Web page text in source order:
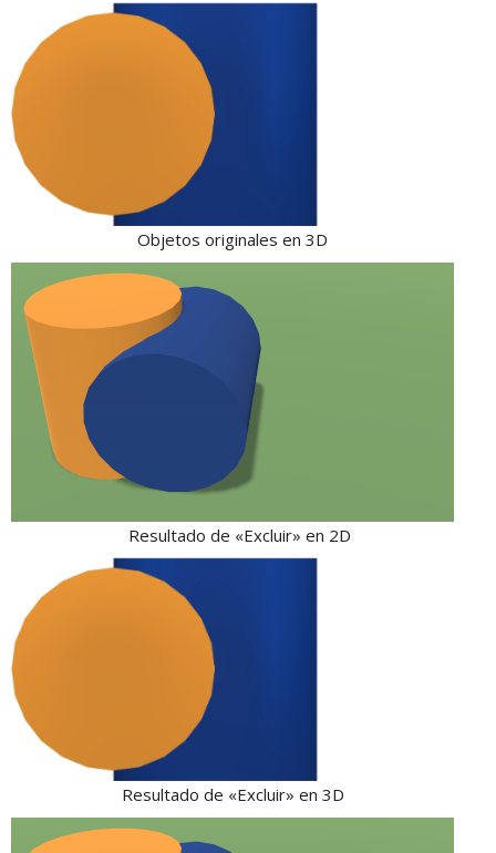
Objetos originales en 3D
Resultado de «Excluir» en 2D
Resultado de «Excluir» en 3D